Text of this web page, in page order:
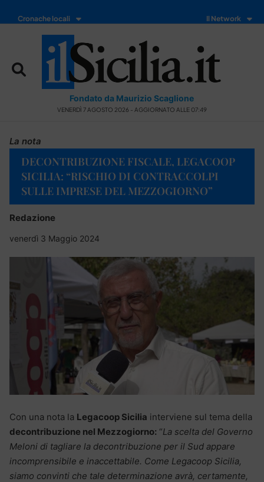
Cronache locali Il Network
Fondato da Maurizio Scaglione
VENERDÌ 7 AGOSTO 2026 - AGGIORNATO ALLE 07:49
La nota
DECONTRIBUZIONE FISCALE, LEGACOOP
SICILIA: “RISCHIO DI CONTRACCOLPI
SULLE IMPRESE DEL MEZZOGIORNO”
Redazione
venerdì 3 Maggio 2024
Con una nota la Legacoop Sicilia interviene sul tema della
decontribuzione nel Mezzogiorno: “La scelta del Governo
Meloni di tagliare la decontribuzione per il Sud appare
incomprensibile e inaccettabile. Come Legacoop Sicilia,
siamo convinti che tale determinazione avrà, certamente,